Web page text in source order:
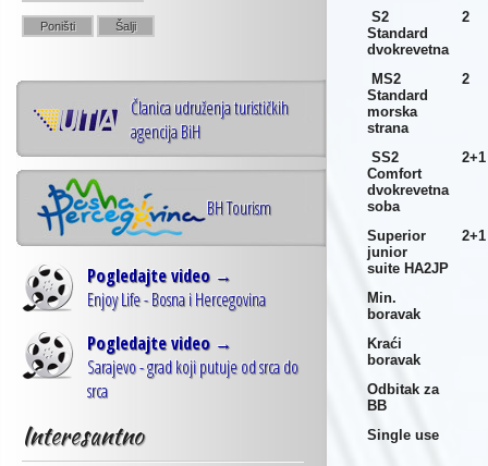
Članica udruženja turističkih
agencija BiH
BH Tourism
Pogledajte video →
Enjoy Life - Bosna i Hercegovina
Pogledajte video →
Sarajevo - grad koji putuje od srca do
srca
Interesantno
S2
Standard
dvokrevetna
2
MS2
Standard
morska
strana
2
SS2
Comfort
dvokrevetna
soba
2+1
Superior
junior
suite HA2JP
2+1
Min.
boravak
Kraći
boravak
Odbitak za
BB
Single use